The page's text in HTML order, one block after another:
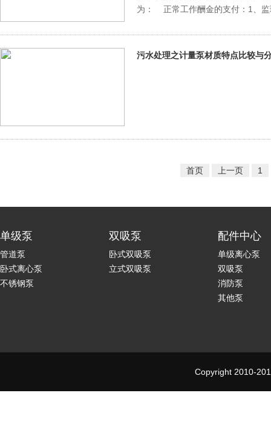
为： 正常工作酬金的支付：1、监
污水处理之计量泵材质特点比较与
首页 上一页 1
单级泵
管道泵
卧式离心泵
不锈钢泵
双吸泵
卧式双吸泵
立式双吸泵
配件中心
单级离心泵
双吸泵
消防泵
其他泵
Copyright 2010-